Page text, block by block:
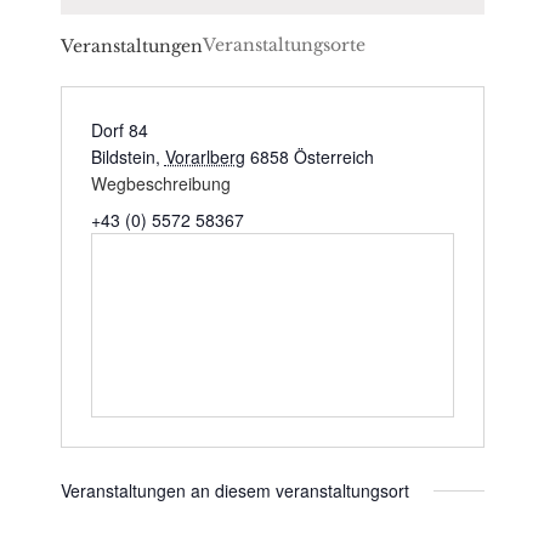
VeranstaltungenVeranstaltungsorte
Dorf 84
Bildstein, Vorarlberg 6858 Österreich
Wegbeschreibung
+43 (0) 5572 58367
Veranstaltungen an diesem veranstaltungsort